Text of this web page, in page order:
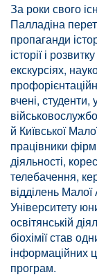
За роки свого
Палладіна
пропаганди
історії і
екскурсіях,
вчені, студенти,
й Київської
працівники
діяльності,
телебачення,
відділень Малої
Університету
освітянській
біохімії став
інформаційних
програм.